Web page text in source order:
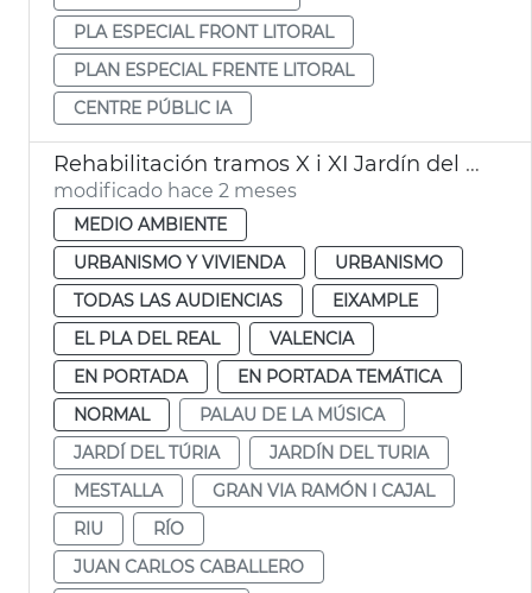
PLA ESPECIAL FRONT LITORAL
PLAN ESPECIAL FRENTE LITORAL
CENTRE PÚBLIC IA
Rehabilitación tramos X i XI Jardín del Turia València
modificado hace 2 meses
MEDIO AMBIENTE
URBANISMO Y VIVIENDA
URBANISMO
TODAS LAS AUDIENCIAS
EIXAMPLE
EL PLA DEL REAL
VALENCIA
EN PORTADA
EN PORTADA TEMÁTICA
NORMAL
PALAU DE LA MÚSICA
JARDÍ DEL TÚRIA
JARDÍN DEL TURIA
MESTALLA
GRAN VIA RAMÓN I CAJAL
RIU
RÍO
JUAN CARLOS CABALLERO